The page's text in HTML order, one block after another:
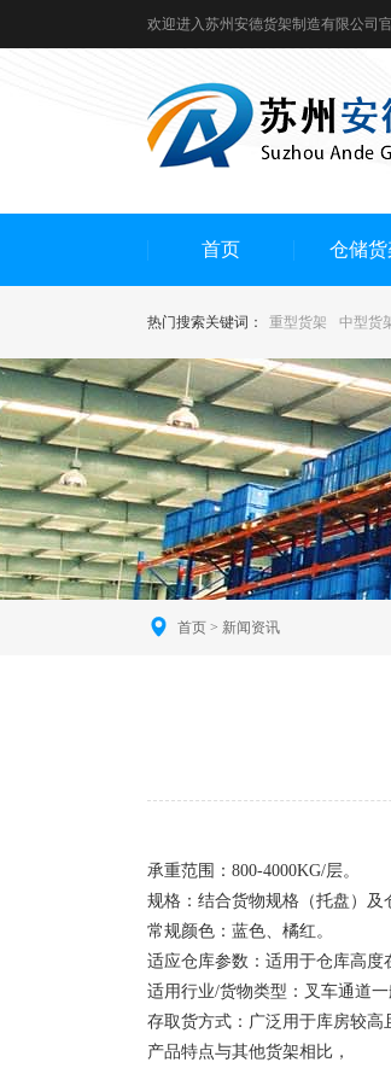
欢迎进入苏州安德货架制造有限公司
首页 仓储货
热门搜索关键词： 重型货架 中型货
首页 > 新闻资讯
承重范围：800-4000KG/层。
规格：结合货物规格（托盘）及
常规颜色：蓝色、橘红。
适应仓库参数：适用于仓库高度
适用行业/货物类型：叉车通道一
存取货方式：广泛用于库房较高
产品特点与其他货架相比，